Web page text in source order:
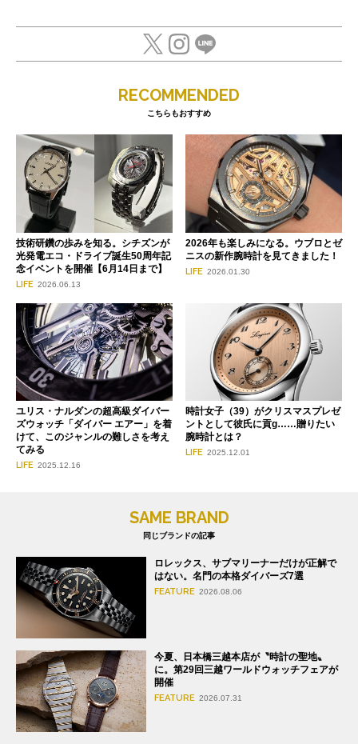
RECOMMENDED
こちらもおすすめ
技術研鑽の歩みを知る。シチズンが
光発電エコ・ドライブ誕生50周年記
念イベントを開催【6月14日まで】
LIFE 2026.06.13
2026年も楽しみになる。ウブロとゼ
ニスの新作腕時計を見てきました！
LIFE 2026.01.30
ユリス・ナルダンの超高級ダイバー
ズウォッチ「ダイバー エアー」を着
けて、このジャンルの難しさを考え
てみる
LIFE 2025.12.16
時計女子（39）がクリスマスプレゼ
ントとして彼氏に貢g……贈りたい
腕時計とは？
LIFE 2025.12.01
SAME BRAND
同じブランドの記事
ロレックス、サブマリーナーだけが正解で
はない。名門の本格ダイバーズ7選
FEATURE 2026.08.06
今夏、日本橋三越本店が〝時計の聖地〟
に。第29回三越ワールドウォッチフェアが
開催
FEATURE 2026.07.31